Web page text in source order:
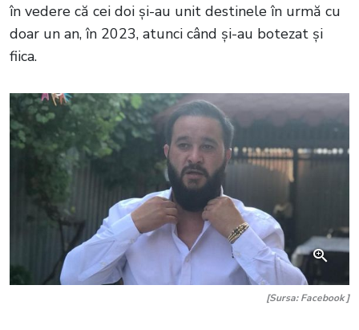
în vedere că cei doi și-au unit destinele în urmă cu
doar un an, în 2023, atunci când și-au botezat și
fiica.
[Sursa: Facebook ]